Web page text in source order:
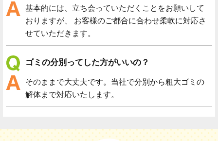
基本的には、立ち会っていただくことをお願いして
おりますが、 お客様のご都合に合わせ柔軟に対応さ
せていただきます。
ゴミの分別ってした方がいいの？
そのままで大丈夫です。当社で分別から粗大ゴミの
解体まで対応いたします。